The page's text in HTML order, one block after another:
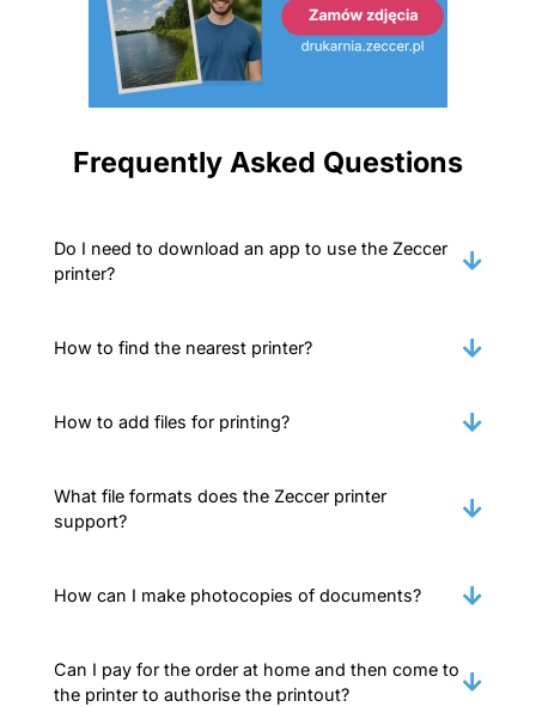
Frequently Asked Questions
Do I need to download an app to use the Zeccer
printer?
How to find the nearest printer?
How to add files for printing?
What file formats does the Zeccer printer
support?
How can I make photocopies of documents?
Can I pay for the order at home and then come to
the printer to authorise the printout?